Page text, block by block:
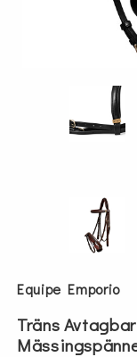
Equipe Emporio
Träns